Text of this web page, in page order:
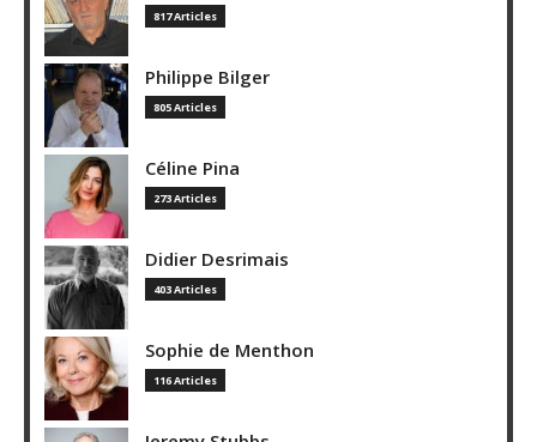
817 Articles
Philippe Bilger
805 Articles
Céline Pina
273 Articles
Didier Desrimais
403 Articles
Sophie de Menthon
116 Articles